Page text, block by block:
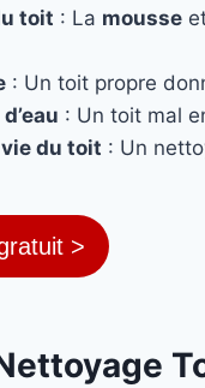
toit : La mousse
: Un toit propre
: Un toit mal
du toit : Un
>